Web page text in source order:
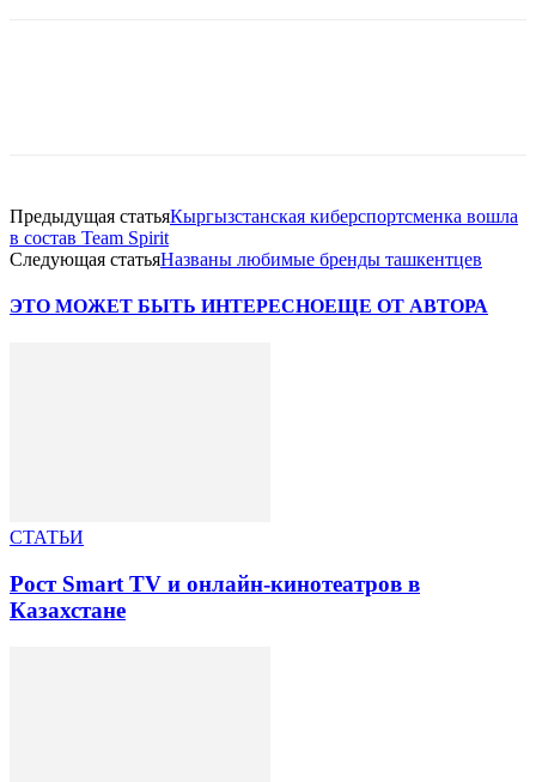
Предыдущая статьяКыргызстанская киберспортсменка вошла
в состав Team Spirit
Следующая статьяНазваны любимые бренды ташкентцев
ЭТО МОЖЕТ БЫТЬ ИНТЕРЕСНОЕЩЕ ОТ АВТОРА
СТАТЬИ
Рост Smart TV и онлайн-кинотеатров в
Казахстане